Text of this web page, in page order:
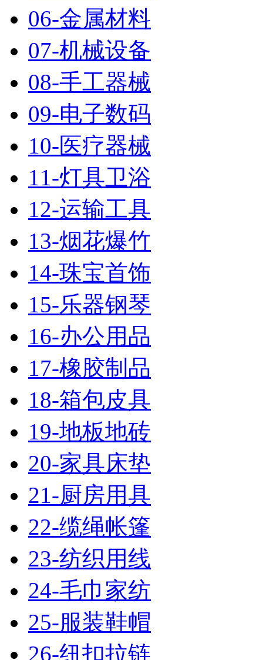
06-金属材料
07-机械设备
08-手工器械
09-电子数码
10-医疗器械
11-灯具卫浴
12-运输工具
13-烟花爆竹
14-珠宝首饰
15-乐器钢琴
16-办公用品
17-橡胶制品
18-箱包皮具
19-地板地砖
20-家具床垫
21-厨房用具
22-缆绳帐篷
23-纺织用线
24-毛巾家纺
25-服装鞋帽
26-纽扣拉链